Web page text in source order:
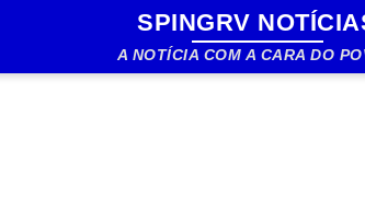
Pular para o conteúdo
SPINGRV
A NOTÍCIA COM A CARA DO